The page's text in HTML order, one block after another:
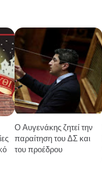
Ο Αυγενάκης ζητεί την
παραίτηση του ΔΣ και
του προέδρου